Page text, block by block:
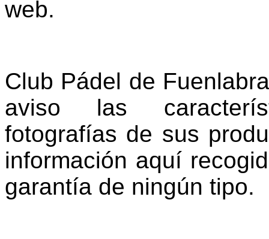
web.
Club Pádel de
aviso las
fotografías de sus
información aquí
garantía de ningún tipo.